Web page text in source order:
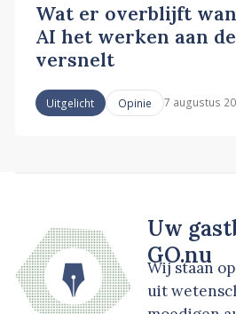
Wat er overblijft
AI het werken aan
versnelt
Uitgelicht Opinie 7 augustus
Uw
GO.nu
Wij staan
uit